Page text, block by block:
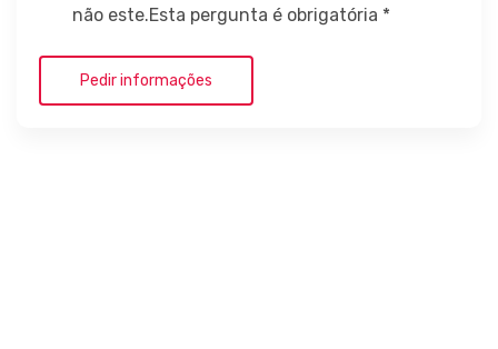
não este.Esta pergunta é obrigatória *